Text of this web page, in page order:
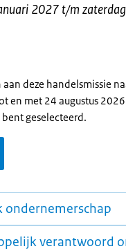
2027 t/m
deze handelsmissie
en met 24 augustus
geselecteerd.
ondernemerschap
verantwoord